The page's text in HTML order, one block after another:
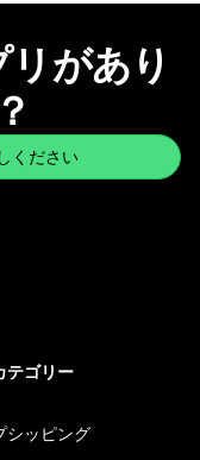
があり
ください
テゴリー
シッピング